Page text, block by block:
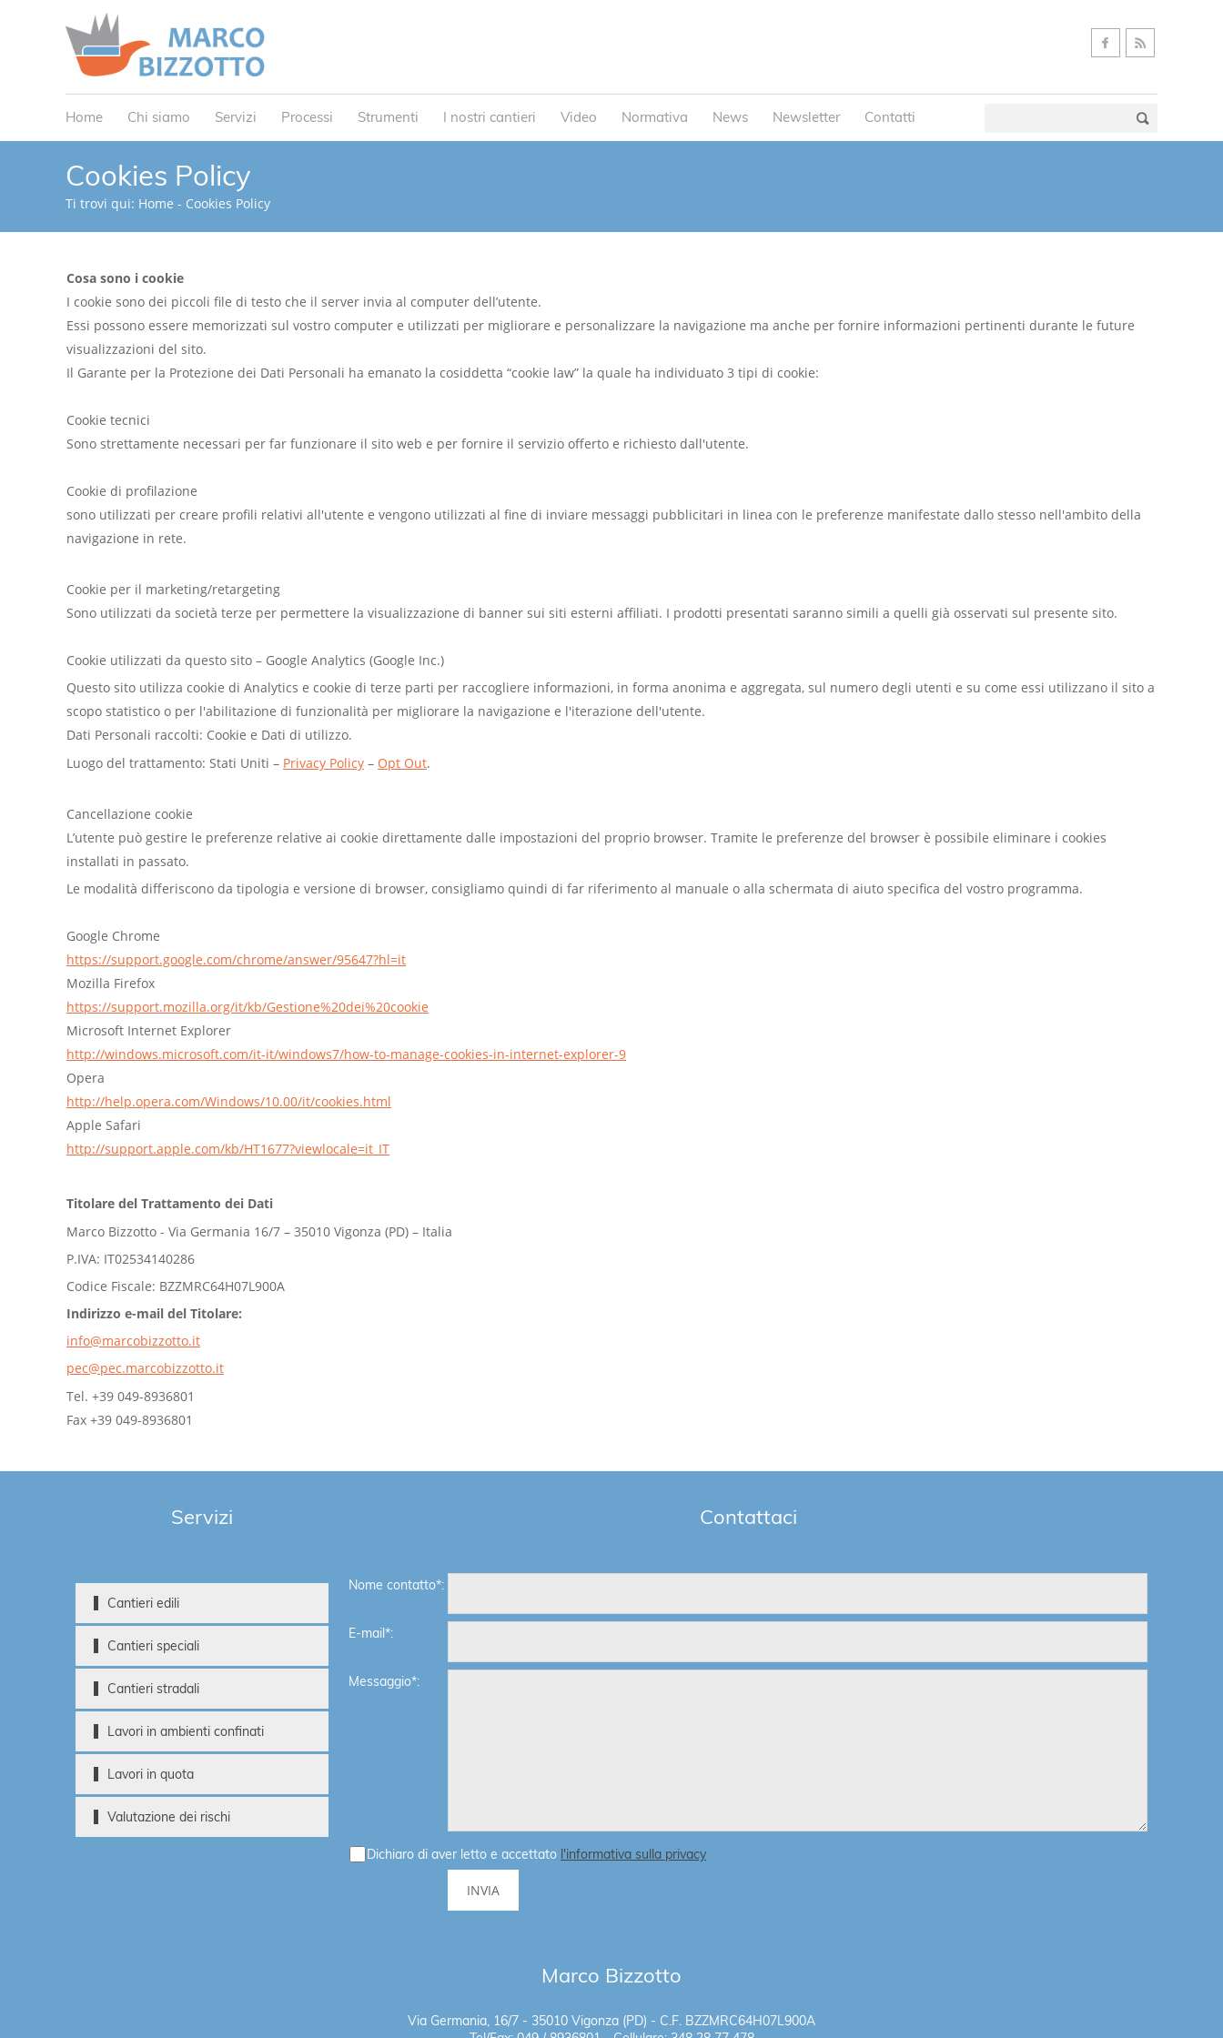
Home Chi siamo Servizi Processi Strumenti I nostri cantieri Video Normativa News Newsletter Contatti
Cookies Policy
Ti trovi qui: Home - Cookies Policy
Cosa sono i cookie
I cookie sono dei piccoli file di testo che il server invia al computer dell’utente.
Essi possono essere memorizzati sul vostro computer e utilizzati per migliorare e personalizzare la navigazione ma anche per fornire informazioni pertinenti durante le future
visualizzazioni del sito.
Il Garante per la Protezione dei Dati Personali ha emanato la cosiddetta “cookie law” la quale ha individuato 3 tipi di cookie:
Cookie tecnici
Sono strettamente necessari per far funzionare il sito web e per fornire il servizio offerto e richiesto dall'utente.
Cookie di profilazione
sono utilizzati per creare profili relativi all'utente e vengono utilizzati al fine di inviare messaggi pubblicitari in linea con le preferenze manifestate dallo stesso nell'ambito della
navigazione in rete.
Cookie per il marketing/retargeting
Sono utilizzati da società terze per permettere la visualizzazione di banner sui siti esterni affiliati. I prodotti presentati saranno simili a quelli già osservati sul presente sito.
Cookie utilizzati da questo sito – Google Analytics (Google Inc.)
Questo sito utilizza cookie di Analytics e cookie di terze parti per raccogliere informazioni, in forma anonima e aggregata, sul numero degli utenti e su come essi utilizzano il sito a
scopo statistico o per l'abilitazione di funzionalità per migliorare la navigazione e l'iterazione dell'utente.
Dati Personali raccolti: Cookie e Dati di utilizzo.
Luogo del trattamento: Stati Uniti – Privacy Policy – Opt Out.
Cancellazione cookie
L’utente può gestire le preferenze relative ai cookie direttamente dalle impostazioni del proprio browser. Tramite le preferenze del browser è possibile eliminare i cookies
installati in passato.
Le modalità differiscono da tipologia e versione di browser, consigliamo quindi di far riferimento al manuale o alla schermata di aiuto specifica del vostro programma.
Google Chrome
https://support.google.com/chrome/answer/95647?hl=it
Mozilla Firefox
https://support.mozilla.org/it/kb/Gestione%20dei%20cookie
Microsoft Internet Explorer
http://windows.microsoft.com/it-it/windows7/how-to-manage-cookies-in-internet-explorer-9
Opera
http://help.opera.com/Windows/10.00/it/cookies.html
Apple Safari
http://support.apple.com/kb/HT1677?viewlocale=it_IT
Titolare del Trattamento dei Dati
Marco Bizzotto - Via Germania 16/7 – 35010 Vigonza (PD) – Italia
P.IVA: IT02534140286
Codice Fiscale: BZZMRC64H07L900A
Indirizzo e-mail del Titolare:
info@marcobizzotto.it
pec@pec.marcobizzotto.it
Tel. +39 049-8936801
Fax +39 049-8936801
Contattaci
Nome contatto*:
E-mail*:
Messaggio*:
Dichiaro di aver letto e accettato l'informativa sulla privacy
Servizi
Cantieri edili
Cantieri speciali
Cantieri stradali
Lavori in ambienti confinati
Lavori in quota
Valutazione dei rischi
Marco Bizzotto
Via Germania, 16/7 - 35010 Vigonza (PD) - C.F. BZZMRC64H07L900A